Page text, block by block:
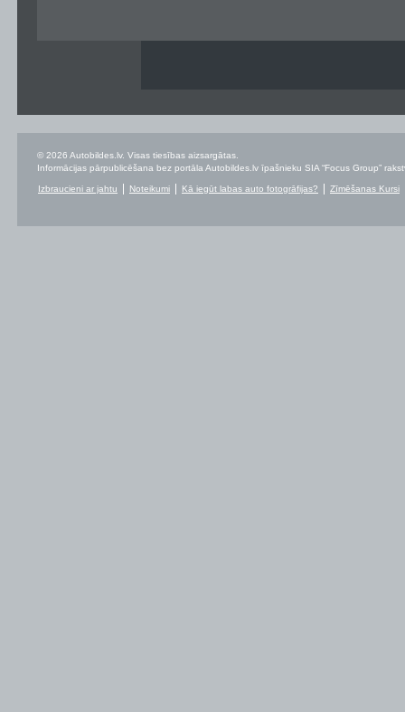
© 2026 Autobildes.lv. Visas tiesības aizsargātas.
Informācijas pārpublicēšana bez portāla Autobildes.lv īpašnieku SIA “Focus Group”
Izbraucieni ar jahtu Noteikumi Kā iegūt labas auto fotogrāfijas? Zīmēšanas Kursi